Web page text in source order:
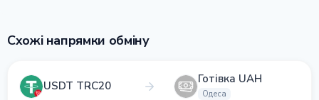
Схожі напрямки обміну
USDT TRC20 Готівка UAH
Одеса